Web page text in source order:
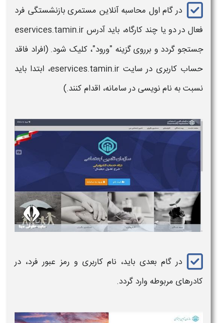
در گام اول محاسبه آنلاین مستمری بازنشستگی فرد
فعال دردو یا چند کارگاه،
باید آدرس eservices.tamin.ir
جستجو گردد و برروی گزینه "ورود"، کلیک شود. (افراد فاقد
حساب کاربری در سایت eservices.tamin.ir، ابتدا باید
نسبت به نام نویسی در سامانه، اقدام کنند.)
در گام بعدی باید، نام کاربری و رمز عبور فرد، در
کادرهای مربوطه وارد گردد.